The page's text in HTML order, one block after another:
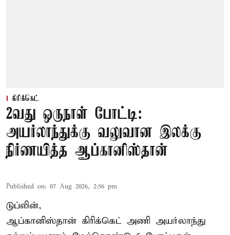
கிரிக்கெட்
2வது ஒருநாள் போட்டி:
அயர்லாந்துக்கு வலுவான இலக்கு
நிர்ணயித்த ஆப்கானிஸ்தான்
Published on: 07 Aug 2026, 2:56 pm
டுப்லின்,
ஆப்கானிஸ்தான் கிரிக்கெட் அணி அயர்லாந்து